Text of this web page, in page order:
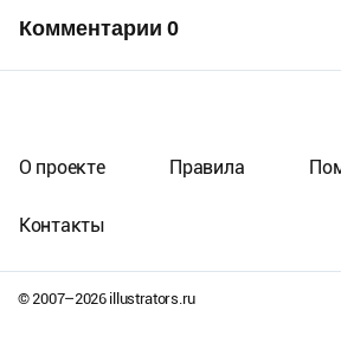
Комментарии 0
© 2007–2026illustrators.ru
О проекте Правила
Контакты